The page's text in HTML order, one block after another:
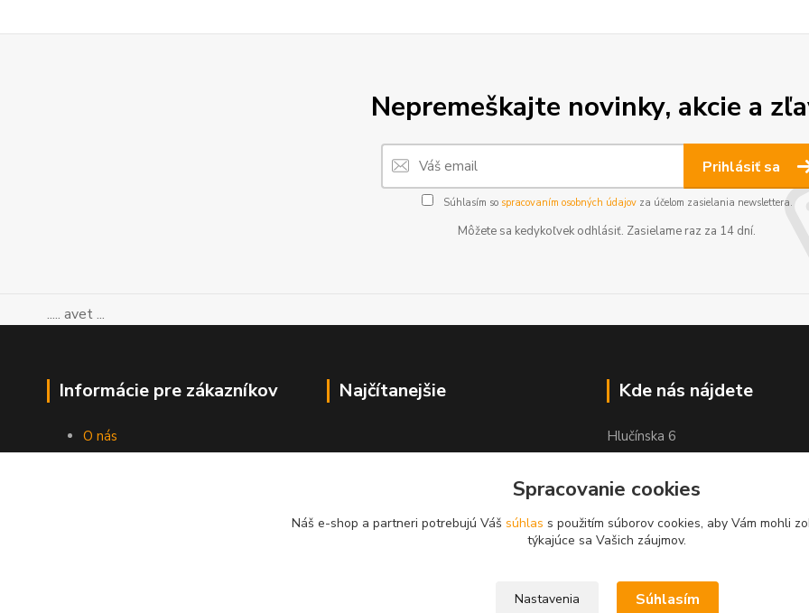
Nepremeškajte novinky, akcie a
Prihlásiť sa
Súhlasím so spracovaním osobných údajovza účelom zasielania newslettera.
Môžete sa kedykoľvek odhlásiť. Zasielame raz za 14 dní.
..... avet ...
Informácie pre zákazníkov
O nás
Ako nakupovať
Najčítanejšie Kde nás nájdete
Hlučínska 6
Spracovanie cookies
Náš e-shop a partneri potrebujú Váš súhlas s použitím súborov cookies, aby Vám mohli
týkajúce sa Vašich záujmov.
Nastavenia Súhlasím